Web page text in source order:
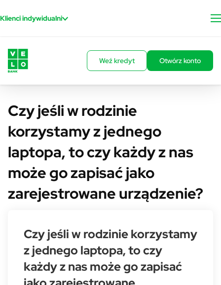
Klienci indywidualni
Weź kredyt Otwórz konto
Czy jeśli w rodzinie
korzystamy z jednego
laptopa, to czy każdy z nas
może go zapisać jako
zarejestrowane urządzenie?
Czy jeśli w rodzinie korzystamy
z jednego laptopa, to czy
każdy z nas może go zapisać